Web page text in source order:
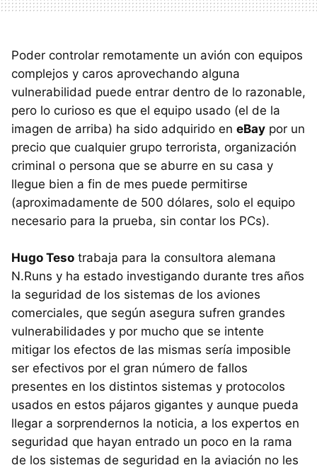
Poder controlar remotamente un avión con equipos
complejos y caros aprovechando alguna
vulnerabilidad puede entrar dentro de lo razonable,
pero lo curioso es que el equipo usado (el de la
imagen de arriba) ha sido adquirido en eBay por un
precio que cualquier grupo terrorista, organización
criminal o persona que se aburre en su casa y
llegue bien a fin de mes puede permitirse
(aproximadamente de 500 dólares, solo el equipo
necesario para la prueba, sin contar los PCs).
Hugo Teso trabaja para la consultora alemana
N.Runs y ha estado investigando durante tres años
la seguridad de los sistemas de los aviones
comerciales, que según asegura sufren grandes
vulnerabilidades y por mucho que se intente
mitigar los efectos de las mismas sería imposible
ser efectivos por el gran número de fallos
presentes en los distintos sistemas y protocolos
usados en estos pájaros gigantes y aunque pueda
llegar a sorprendernos la noticia, a los expertos en
seguridad que hayan entrado un poco en la rama
de los sistemas de seguridad en la aviación no les